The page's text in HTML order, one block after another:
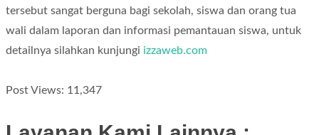
tersebut sangat berguna bagi sekolah, siswa dan orang tua
wali dalam laporan dan informasi pemantauan siswa, untuk
detailnya silahkan kunjungi izzaweb.com
Post Views: 11,347